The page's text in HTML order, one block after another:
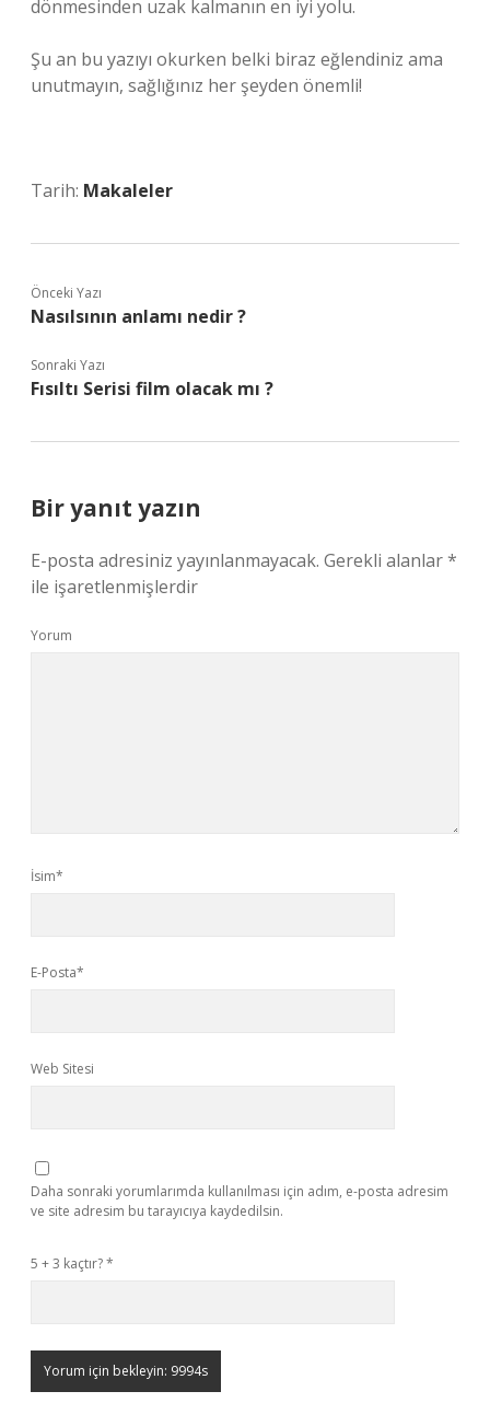
dönmesinden uzak kalmanın en iyi yolu.
Şu an bu yazıyı okurken belki biraz eğlendiniz ama
unutmayın, sağlığınız her şeyden önemli!
Tarih: Makaleler
Önceki Yazı
Nasılsının anlamı nedir ?
Sonraki Yazı
Fısıltı Serisi film olacak mı ?
Bir yanıt yazın
E-posta adresiniz yayınlanmayacak. Gerekli alanlar*
ile işaretlenmişlerdir
Yorum
İsim*
E-Posta*
Web Sitesi
Daha sonraki yorumlarımda kullanılması için adım, e-posta adresim
ve site adresim bu tarayıcıya kaydedilsin.
5 + 3 kaçtır?*